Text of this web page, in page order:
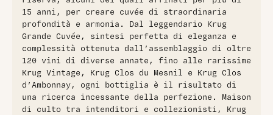
15 anni, per creare cuvée di straordinaria
profondità e armonia. Dal leggendario Krug
Grande Cuvée, sintesi perfetta di eleganza e
complessità ottenuta dall’assemblaggio di oltre
120 vini di diverse annate, fino alle rarissime
Krug Vintage, Krug Clos du Mesnil e Krug Clos
d’Ambonnay, ogni bottiglia è il risultato di
una ricerca incessante della perfezione. Maison
di culto tra intenditori e collezionisti, Krug